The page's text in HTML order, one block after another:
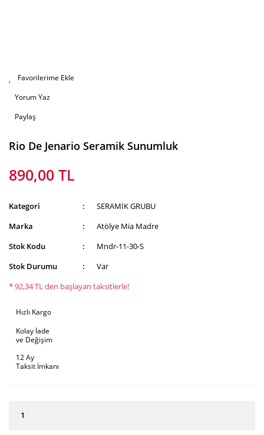
Yorum Yaz
Paylaş
Rio De Jenario Seramik Sunumluk
890,00 TL
Kategori
SERAMİK GRUBU
Marka
Atölye Mia Madre
Stok Kodu
Mndr-11-30-S
Stok Durumu
Var
* 92,34 TL den başlayan taksitlerle!
Hızlı Kargo
Kolay İade
ve Değişim
12 Ay
Taksit İmkanı